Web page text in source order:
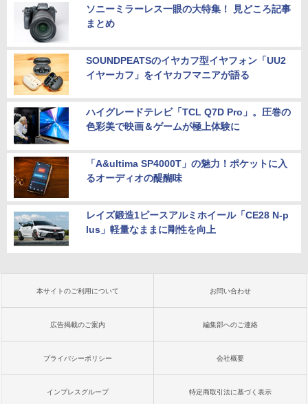
ソニーミラーレス一眼の大特集！ 見どころ記事
まとめ
SOUNDPEATSのイヤカフ型イヤフォン「UU2
イヤーカフ」をイヤカフマニアが語る
ハイグレードテレビ「TCL Q7D Pro」。圧巻の
色彩美で映画＆ゲームが極上体験に
「A&ultima SP4000T」の魅力！ポケットに入
るオーディオの醍醐味
レイズ鍛造1ピースアルミホイール「CE28 N-p
lus」軽量なままに剛性を向上
本サイトのご利用について お問い合わせ
広告掲載のご案内 編集部へのご連絡
プライバシーポリシー 会社概要
インプレスグループ 特定商取引法に基づく表示